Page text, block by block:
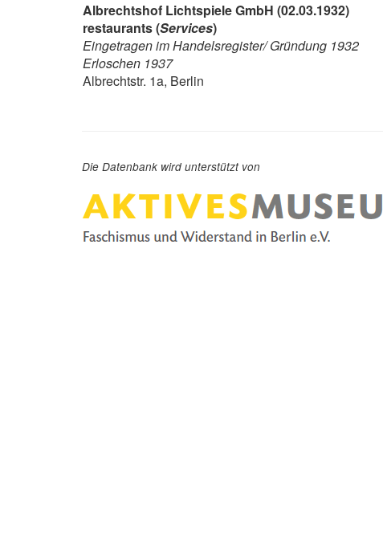
Albrechtshof Lichtspiele GmbH (02.03.1932)
restaurants (Services)
Eingetragen im Handelsregister/ Gründung 1932
Erloschen 1937
Albrechtstr. 1a, Berlin
Die Datenbank wird unterstützt von